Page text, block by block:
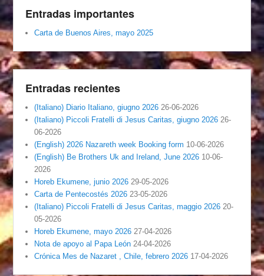
Entradas importantes
Carta de Buenos Aires, mayo 2025
Entradas recientes
(Italiano) Diario Italiano, giugno 2026 26-06-2026
(Italiano) Piccoli Fratelli di Jesus Caritas, giugno 2026 26-
06-2026
(English) 2026 Nazareth week Booking form 10-06-2026
(English) Be Brothers Uk and Ireland, June 2026 10-06-
2026
Horeb Ekumene, junio 2026 29-05-2026
Carta de Pentecostés 2026 23-05-2026
(Italiano) Piccoli Fratelli di Jesus Caritas, maggio 2026 20-
05-2026
Horeb Ekumene, mayo 2026 27-04-2026
Nota de apoyo al Papa León 24-04-2026
Crónica Mes de Nazaret , Chile, febrero 2026 17-04-2026